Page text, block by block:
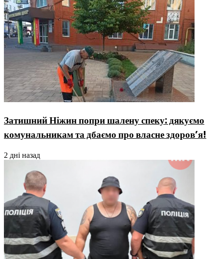
Затишний Ніжин попри шалену спеку: дякуємо
комунальникам та дбаємо про власне здоров’я!
2 дні назад